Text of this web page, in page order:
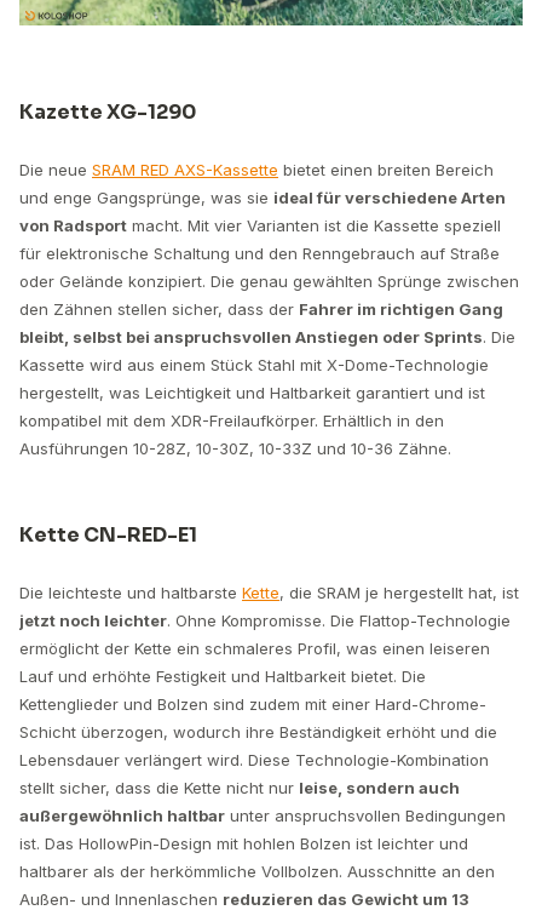
Kazette XG-1290
Die neue SRAM RED AXS-Kassette bietet einen breiten Bereich
und enge Gangsprünge, was sie ideal für verschiedene Arten
von Radsport macht. Mit vier Varianten ist die Kassette speziell
für elektronische Schaltung und den Renngebrauch auf Straße
oder Gelände konzipiert. Die genau gewählten Sprünge zwischen
den Zähnen stellen sicher, dass der Fahrer im richtigen Gang
bleibt, selbst bei anspruchsvollen Anstiegen oder Sprints. Die
Kassette wird aus einem Stück Stahl mit X-Dome-Technologie
hergestellt, was Leichtigkeit und Haltbarkeit garantiert und ist
kompatibel mit dem XDR-Freilaufkörper. Erhältlich in den
Ausführungen 10-28Z, 10-30Z, 10-33Z und 10-36 Zähne.
Kette CN-RED-E1
Die leichteste und haltbarste Kette, die SRAM je hergestellt hat, ist
jetzt noch leichter. Ohne Kompromisse. Die Flattop-Technologie
ermöglicht der Kette ein schmaleres Profil, was einen leiseren
Lauf und erhöhte Festigkeit und Haltbarkeit bietet. Die
Kettenglieder und Bolzen sind zudem mit einer Hard-Chrome-
Schicht überzogen, wodurch ihre Beständigkeit erhöht und die
Lebensdauer verlängert wird. Diese Technologie-Kombination
stellt sicher, dass die Kette nicht nur leise, sondern auch
außergewöhnlich haltbar unter anspruchsvollen Bedingungen
ist. Das HollowPin-Design mit hohlen Bolzen ist leichter und
haltbarer als der herkömmliche Vollbolzen. Ausschnitte an den
Außen- und Innenlaschen reduzieren das Gewicht um 13